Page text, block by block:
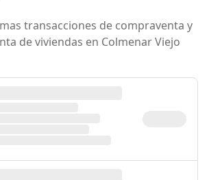
transacciones de compraventa y
de viviendas en Colmenar Viejo